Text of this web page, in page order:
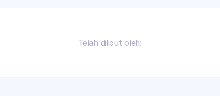
Telah diliput oleh: